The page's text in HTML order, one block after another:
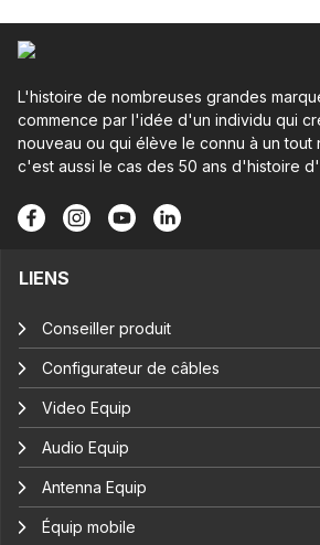
L'histoire de nombreuses grandes
commence par l'idée d'un individu qui
nouveau ou qui élève le connu à un tout
c'est aussi le cas des 50 ans d'histoire
LIENS
Conseiller produit
Configurateur de câbles
Video Equip
Audio Equip
Antenna Equip
Équip mobile